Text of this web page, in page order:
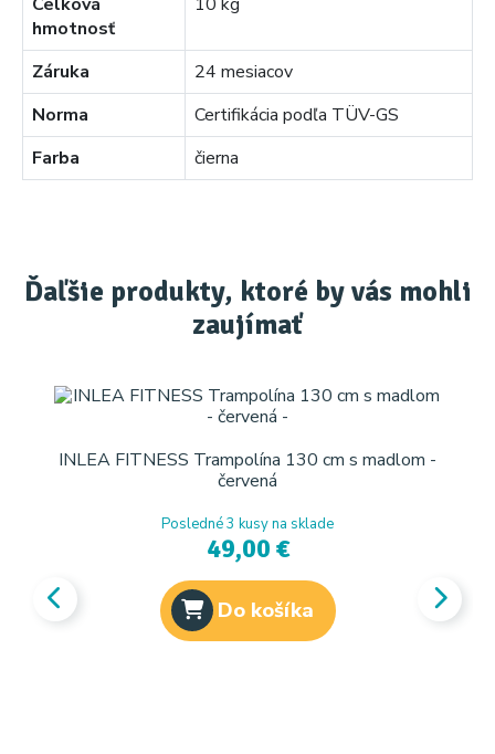
hmotnosť
Záruka
24 mesiacov
Norma
Certifikácia podľa TÜV-GS
Farba
čierna
Ďaľšie produkty, ktoré by vás mohli
zaujímať
INLEA FITNESS Trampolína 130 cm s madlom -
červená
Posledné 3 kusy na sklade
49,00 €
Do košíka